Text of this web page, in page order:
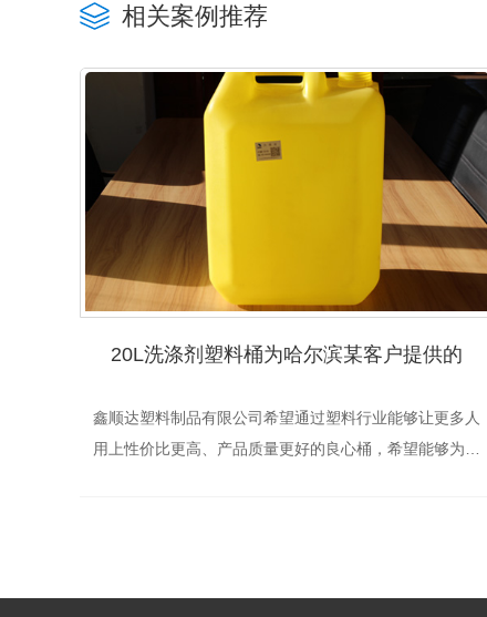
相关案例推荐
20L洗涤剂塑料桶为哈尔滨某客户提供的
鑫顺达塑料制品有限公司希望通过塑料行业能够让更多人
用上性价比更高、产品质量更好的良心桶，希望能够为用